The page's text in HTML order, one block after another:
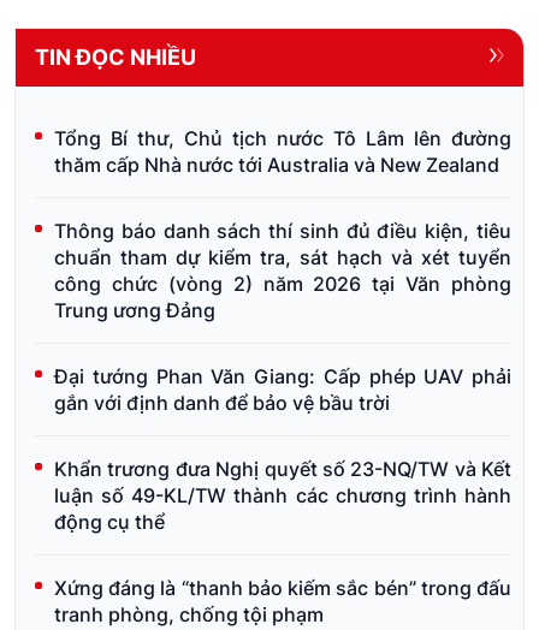
TIN ĐỌC NHIỀU
Tổng Bí thư, Chủ tịch nước Tô Lâm lên đường
thăm cấp Nhà nước tới Australia và New Zealand
Thông báo danh sách thí sinh đủ điều kiện, tiêu
chuẩn tham dự kiểm tra, sát hạch và xét tuyển
công chức (vòng 2) năm 2026 tại Văn phòng
Trung ương Đảng
Đại tướng Phan Văn Giang: Cấp phép UAV phải
gắn với định danh để bảo vệ bầu trời
Khẩn trương đưa Nghị quyết số 23-NQ/TW và Kết
luận số 49-KL/TW thành các chương trình hành
động cụ thể
Xứng đáng là “thanh bảo kiếm sắc bén” trong đấu
tranh phòng, chống tội phạm